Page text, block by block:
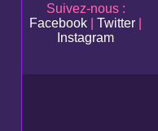
Suivez-nous :
Facebook
Twitter
Instagram